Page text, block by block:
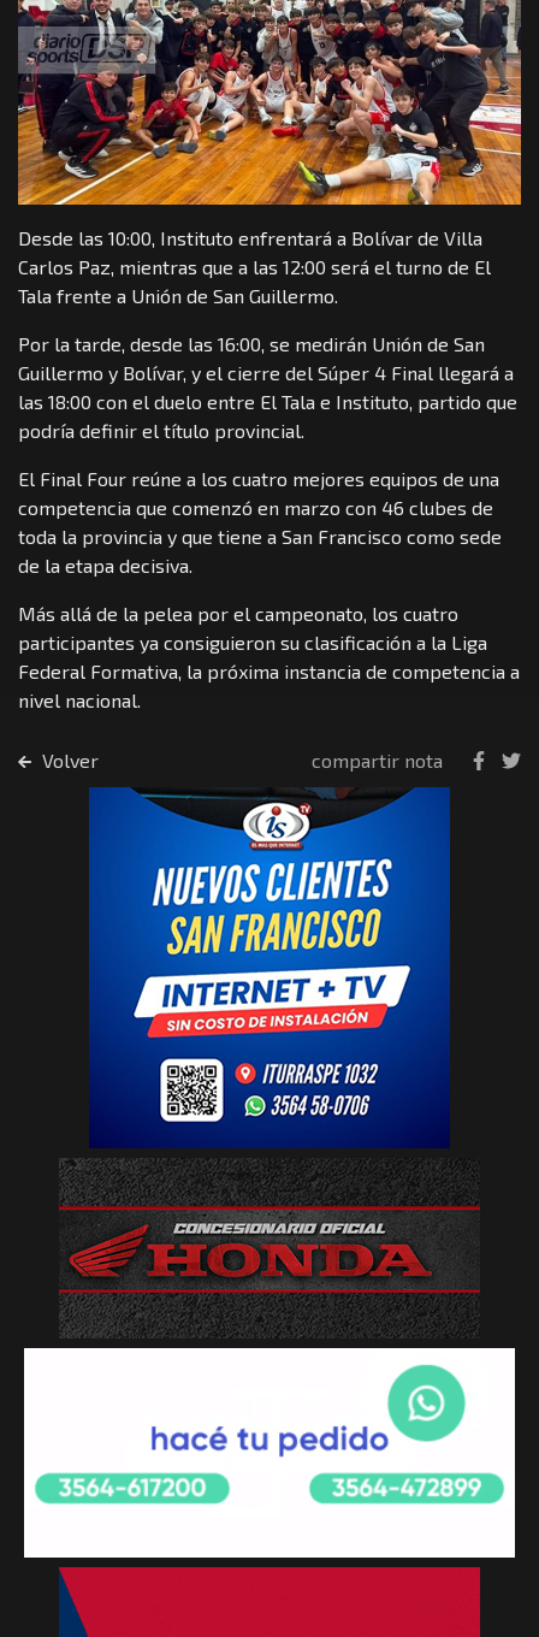
Desde las 10:00, Instituto enfrentará a Bolívar de Villa
Carlos Paz, mientras que a las 12:00 será el turno de El
Tala frente a Unión de San Guillermo.
Por la tarde, desde las 16:00, se medirán Unión de San
Guillermo y Bolívar, y el cierre del Súper 4 Final llegará a
las 18:00 con el duelo entre El Tala e Instituto, partido que
podría definir el título provincial.
El Final Four reúne a los cuatro mejores equipos de una
competencia que comenzó en marzo con 46 clubes de
toda la provincia y que tiene a San Francisco como sede
de la etapa decisiva.
Más allá de la pelea por el campeonato, los cuatro
participantes ya consiguieron su clasificación a la Liga
Federal Formativa, la próxima instancia de competencia a
nivel nacional.
Volver compartir nota